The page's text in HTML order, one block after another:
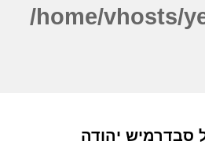
/home/vhosts/
סבדרמיש יהודה